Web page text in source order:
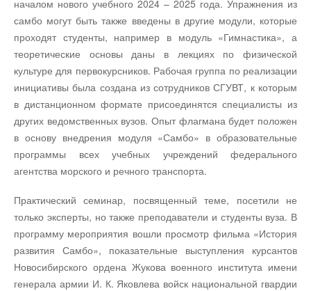
началом нового учебного 2024 – 2025 года. Упражнения из
самбо могут быть также введены в другие модули, которые
проходят студенты, например в модуль «Гимнастика», а
теоретические основы даны в лекциях по физической
культуре для первокурсников. Рабочая группа по реализации
инициативы была создана из сотрудников СГУВТ, к которым
в дистанционном формате присоединятся специалисты из
других ведомственных вузов. Опыт флагмана будет положен
в основу внедрения модуля «Самбо» в образовательные
программы всех учебных учреждений федерального
агентства морского и речного транспорта.
Практический семинар, посвященный теме, посетили не
только эксперты, но также преподаватели и студенты вуза. В
программу мероприятия вошли просмотр фильма «История
развития Самбо», показательные выступления курсантов
Новосибирского ордена Жукова военного института имени
генерала армии И. К. Яковлева войск национальной гвардии